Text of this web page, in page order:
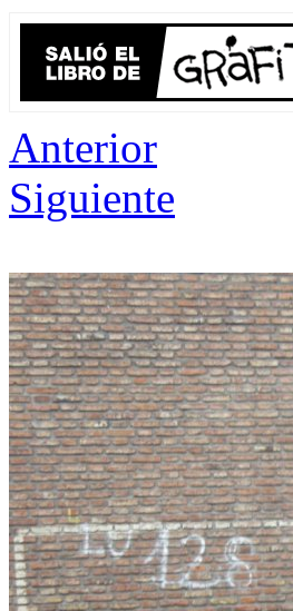
Anterior
Siguiente